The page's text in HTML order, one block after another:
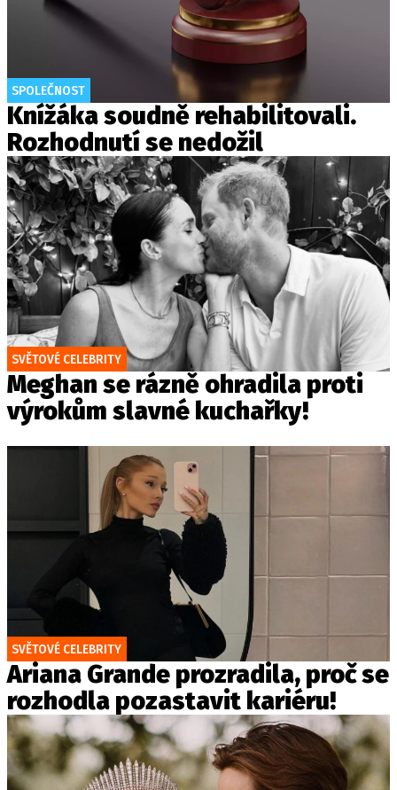
SPOLEČNOST
Knížáka soudně rehabilitovali.
Rozhodnutí se nedožil
SVĚTOVÉ CELEBRITY
Meghan se rázně ohradila proti
výrokům slavné kuchařky!
SVĚTOVÉ CELEBRITY
Ariana Grande prozradila, proč se
rozhodla pozastavit kariéru!